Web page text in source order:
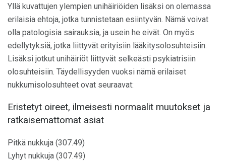
Yllä kuvattujen ylempien unihäiriöiden lisäksi on olemassa
erilaisia ​​ehtoja, jotka tunnistetaan esiintyvän. Nämä voivat
olla patologisia sairauksia, ja usein he eivät. On myös
edellytyksiä, jotka liittyvät erityisiin lääkitysolosuhteisiin.
Lisäksi jotkut unihäiriöt liittyvät selkeästi psykiatrisiin
olosuhteisiin. Täydellisyyden vuoksi nämä erilaiset
nukkumisolosuhteet ovat seuraavat:
Eristetyt oireet, ilmeisesti normaalit muutokset ja
ratkaisemattomat asiat
Pitkä nukkuja (307.49)
Lyhyt nukkuja (307.49)